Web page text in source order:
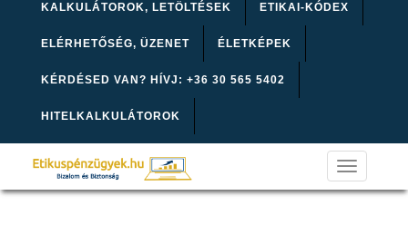
KALKULÁTOROK, LETÖLTÉSEK ETIKAI-KÓDEX
ELÉRHETŐSÉG, ÜZENET ÉLETKÉPEK
KÉRDÉSED VAN? HÍVJ: +36 30 565 5402
HITELKALKULÁTOROK
Toggle
navigation